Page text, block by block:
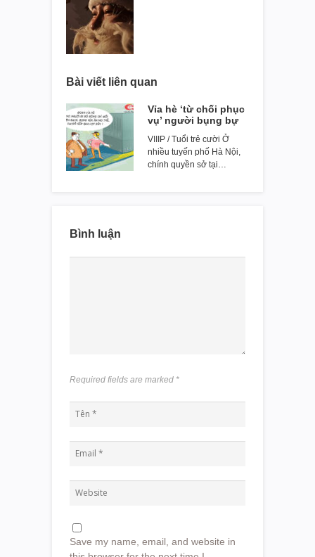
Bài viết liên quan
Vỉa hè ‘từ chối phục
vụ’ người bụng bự
VIIIP / Tuổi trẻ cười Ở
nhiều tuyến phố Hà Nội,
chính quyền sở tại…
Bình luận
Required fields are marked *
Save my name, email, and website in